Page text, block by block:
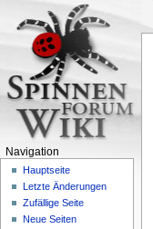
Navigation
Hauptseite
Letzte Änderungen
Zufällige Seite
Neue Seiten